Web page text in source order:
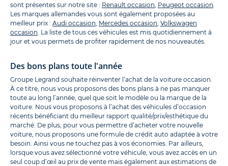
sont présentes sur notre site : Renault occasion Peugeot occasion
Les marques allemandes vous sont également proposées au
meilleur prix : Audi occasion Mercedes occasion Volkswagen
occasion . La liste de tous ces véhicules est mis quotidiennement à
jour et vous permets de profiter rapidement de nos nouveautés.
Des bons plans toute l'année
Groupe Legrand souhaite réinventer l’achat de la voiture occasion.
À ce titre, nous vous proposons des bons plans à ne pas manquer
toute au long l’année, quel que soit le modèle ou la marque de la
voiture. Nous vous proposons à l’achat des véhicules d’occasion
récents bénéficiant du meilleur rapport qualité/prix/esthétique du
marché. De plus, pour vous permettre d’acheter votre nouvelle
voiture, nous proposons une formule de crédit auto adaptée à votre
besoin. Ainsi vous ne touchez pas à vos économies. Par ailleurs,
lorsque vous avez sélectionné votre véhicule, vous avez accès en un
seul coup d’œil au prix de vente mais également aux estimations de